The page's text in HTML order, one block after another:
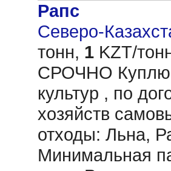
Рапс
Северо-
тонн, 1 KZT/
СРОЧНО Куплю
культур , по
хозяйств
отходы: Льна,
Минимальная